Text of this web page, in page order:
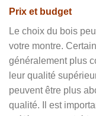
Prix et budget
Le choix du bois
votre montre.
généralement plus
leur qualité
peuvent être plus
qualité. Il est